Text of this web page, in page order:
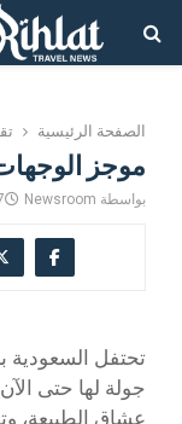
الصفحة الرئيسية
موجز الوجهات: 30
بواسطة Newsroom
27
تحتفل السعودية
جولة لها حتى
عشاق الطبيعة،